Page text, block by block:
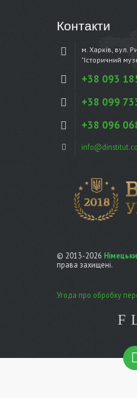
Контакти
м. Харків, вул.
"Історичний
+38 093
+38 099
+38 096
© 2013-2026
права захищені.
Угода про обробку
F